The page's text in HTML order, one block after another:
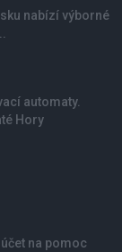
nabízí výborné
automaty.
Hory
na pomoc